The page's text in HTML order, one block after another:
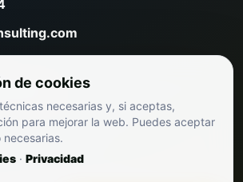
clínico
de cookies
necesarias y, si aceptas,
para mejorar la web. Puedes aceptar
· Privacidad